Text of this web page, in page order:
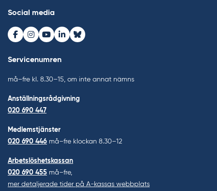
Social media
Facebook
Instagram
Youtube
LinkedInBluesky
Servicenumren
må–fre kl. 8.30–15, om inte annat nämns
Anställningsrådgivning
020 690 447
Medlemstjänster
020 690 446 må–fre klockan 8.30–12
Arbetslöshetskassan
020 690 455 må–fre,
mer detaljerade tider på A-kassas webbplats